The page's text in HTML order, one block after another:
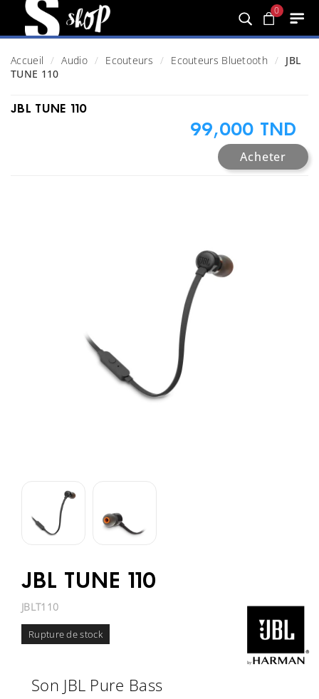
0
Accueil Audio Ecouteurs Ecouteurs Bluetooth
JBL
TUNE 110
JBL TUNE 110
99,000 TND
Acheter
JBL TUNE 110
JBLT110
Rupture de stock
Son JBL Pure Bass